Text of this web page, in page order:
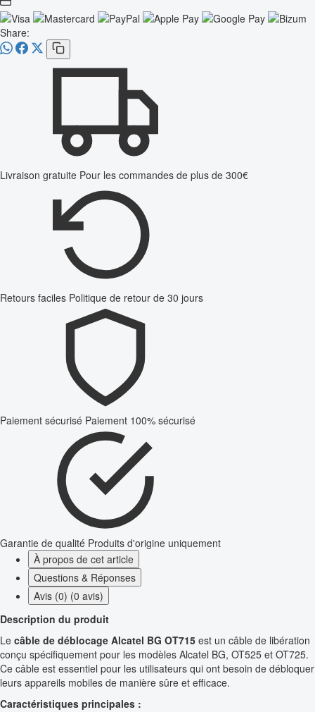
Share:
Livraison gratuite Pour les commandes de plus de 300€
Retours faciles Politique de retour de 30 jours
Paiement sécurisé Paiement 100% sécurisé
Garantie de qualité Produits d'origine uniquement
À propos de cet article
Questions & Réponses
Avis (0) (0 avis)
Description du produit
Le câble de déblocage Alcatel BG OT715 est un câble de libération
conçu spécifiquement pour les modèles Alcatel BG, OT525 et OT725.
Ce câble est essentiel pour les utilisateurs qui ont besoin de débloquer
leurs appareils mobiles de manière sûre et efficace.
Caractéristiques principales :